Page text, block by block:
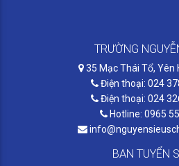
TRƯỜNG
35 Mạc Thái Tổ, Yên
Điện thoại: 024
Điện thoại: 024
Hotline: 0965
BAN TUYỂN